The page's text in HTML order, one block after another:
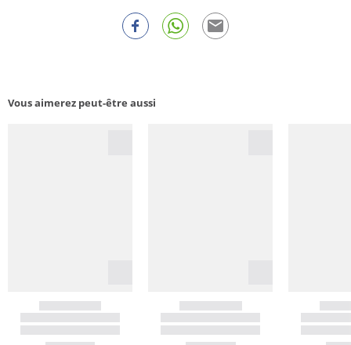
Vous aimerez peut-être aussi